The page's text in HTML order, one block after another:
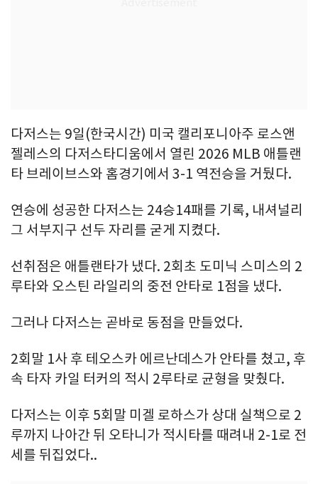
다저스는 9일(한국시간) 미국 캘리포니아주 로스앤
젤레스의 다저스타디움에서 열린 2026 MLB 애틀랜
타 브레이브스와 홈경기에서 3-1 역전승을 거뒀다.
연승에 성공한 다저스는 24승14패를 기록, 내셔널리
그 서부지구 선두 자리를 굳게 지켰다.
선취점은 애틀랜타가 냈다. 2회초 도미닉 스미스의 2
루타와 오스틴 라일리의 중전 안타로 1점을 냈다.
그러나 다저스는 곧바로 동점을 만들었다.
2회말 1사 후 테오스카 에르난데스가 안타를 쳤고, 후
속 타자 카일 터커의 적시 2루타로 균형을 맞췄다.
다저스는 이후 5회말 미겔 로하스가 상대 실책으로 2
루까지 나아간 뒤 오타니가 적시타를 때려내 2-1로 전
세를 뒤집었다..